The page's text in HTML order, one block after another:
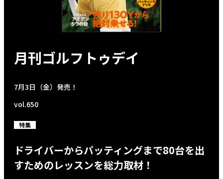
月刊ゴルフトゥデイ
7月3日（金）発売！
vol.650
特集
ドライバーからパッティングまで80台を出
すためのレッスンを総力取材！